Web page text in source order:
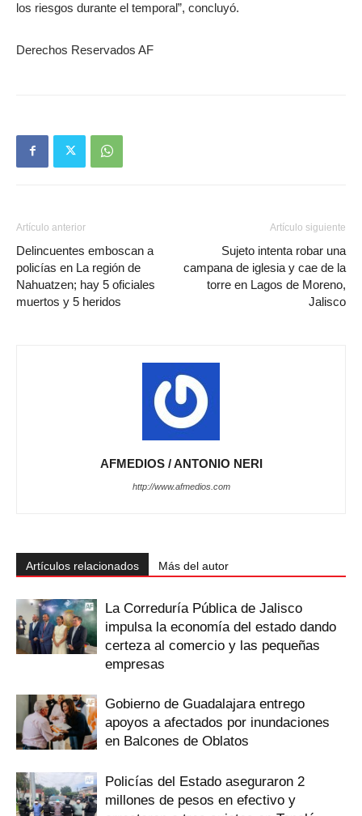
los riesgos durante el temporal”, concluyó.
Derechos Reservados AF
Artículo anterior
Delincuentes emboscan a
policías en La región de
Nahuatzen; hay 5 oficiales
muertos y 5 heridos
Artículo siguiente
Sujeto intenta robar una
campana de iglesia y cae de la
torre en Lagos de Moreno,
Jalisco
AFMEDIOS / ANTONIO NERI
http://www.afmedios.com
Artículos relacionados Más del autor
La Correduría Pública de Jalisco
impulsa la economía del estado dando
certeza al comercio y las pequeñas
empresas
Gobierno de Guadalajara entrego
apoyos a afectados por inundaciones
en Balcones de Oblatos
Policías del Estado aseguraron 2
millones de pesos en efectivo y